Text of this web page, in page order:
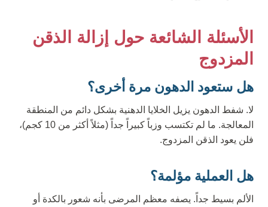
الأسئلة الشائعة حول إزالة الذقن
المزدوج
هل ستعود الدهون مرة أخرى؟
لا. شفط الدهون يزيل الخلايا الدهنية بشكل دائم من المنطقة
المعالجة. ما لم تكتسب وزباً كبيراً جداً (مثلاً أكثر من 10 كجم)،
فلن يعود الذقن المزدوج.
هل العملية مؤلمة؟
الألم بسيط جداً. يصفه معظم المرضى بأنه شعور بالكدة أو